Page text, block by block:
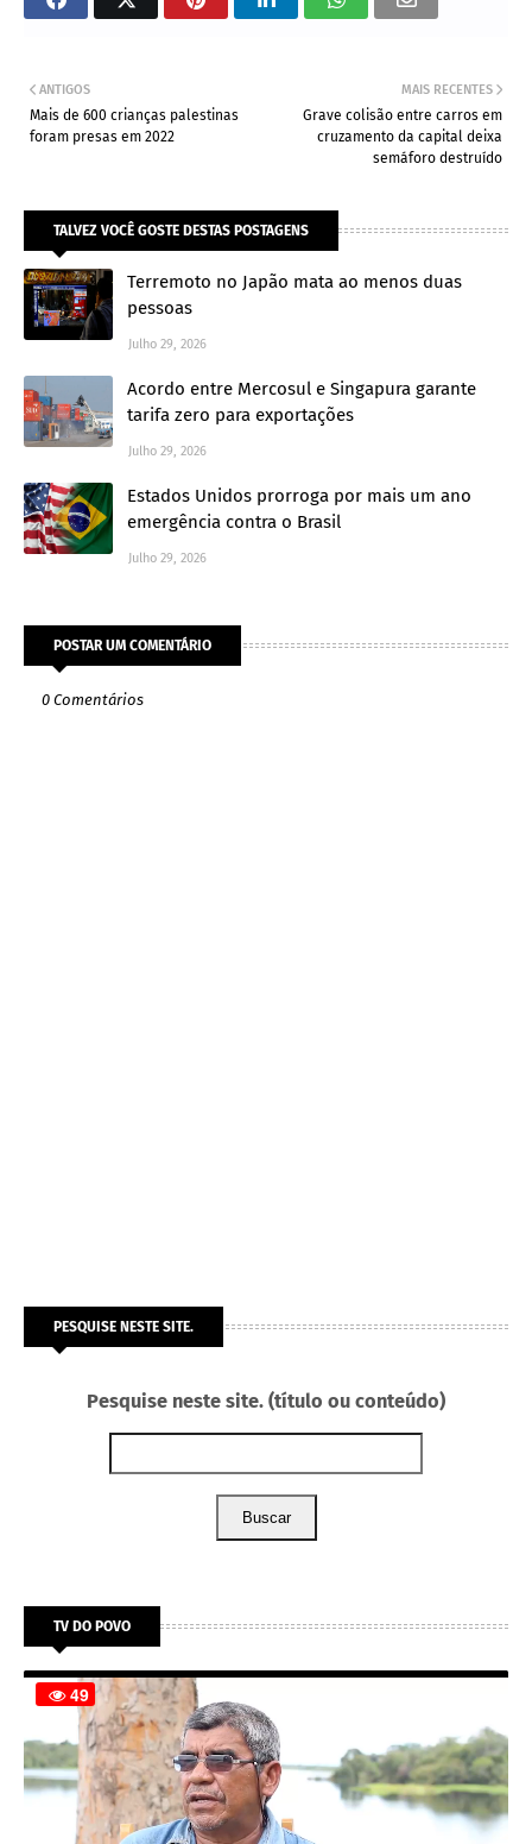
MAIS RECENTES
Grave colisão entre carros em
cruzamento da capital deixa
semáforo destruído
ANTIGOS
Mais de 600 crianças palestinas
foram presas em 2022
TALVEZ VOCÊ GOSTE DESTAS POSTAGENS
Terremoto no Japão mata ao menos duas
pessoas
Julho 29, 2026
Acordo entre Mercosul e Singapura garante
tarifa zero para exportações
Julho 29, 2026
Estados Unidos prorroga por mais um ano
emergência contra o Brasil
Julho 29, 2026
POSTAR UM COMENTÁRIO
0 Comentários
PESQUISE NESTE SITE.
Pesquise neste site. (título ou conteúdo)
Buscar
TV DO POVO